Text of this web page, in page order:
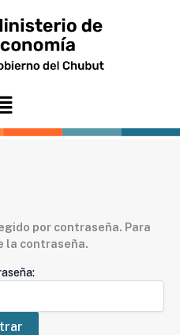
por contraseña. Para
la contraseña.